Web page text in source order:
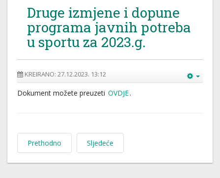
Druge izmjene i dopune
programa javnih potreba
u sportu za 2023.g.
KREIRANO: 27.12.2023. 13:12
Dokument možete preuzeti OVDJE.
Prethodno Sljedeće